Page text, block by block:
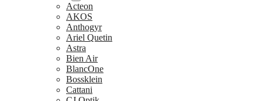
Acteon
AKOS
Anthogyr
Ariel Quetin
Astra
Bien Air
BlancOne
Bossklein
Cattani